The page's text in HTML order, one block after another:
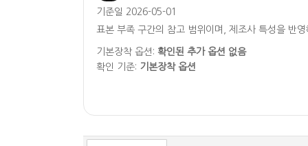
기준일 2026-05-01
표본 부족 구간의 참고 범위이며, 제조사 특성을 반
기본장착 옵션: 확인된 추가 옵션 없음
확인 기준: 기본장착 옵션